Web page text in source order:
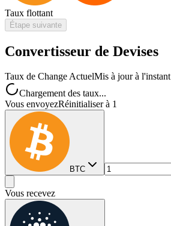
Taux flottant
Étape suivante
Convertisseur de Devises
Taux de Change ActuelMis à jour à l'instant
Chargement des taux...
Vous envoyezRéinitialiser à 1
BTC
Vous recevez